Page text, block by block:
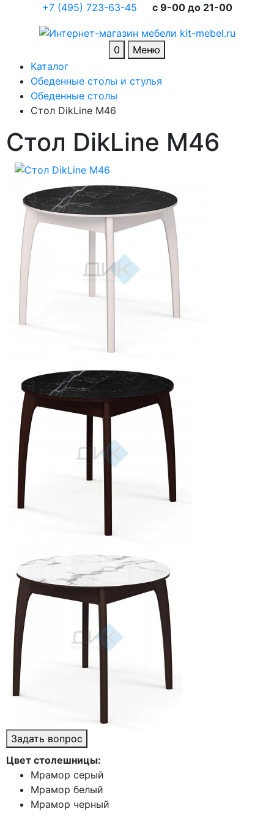
+7 (495) 723-63-45 c 9-00 до 21-00
0
Меню
Каталог
Обеденные столы и стулья
Обеденные столы
Стол DikLine М46
Стол DikLine М46
Задать вопрос
Цвет столешницы:
Мрамор серый
Мрамор белый
Мрамор черный